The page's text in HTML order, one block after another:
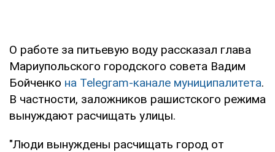
О работе за питьевую воду рассказал глава
Мариупольского городского совета Вадим
Бойченко на Telegram-канале муниципалитета.
В частности, заложников рашистского режима
вынуждают расчищать улицы.
"Люди вынуждены расчищать город от